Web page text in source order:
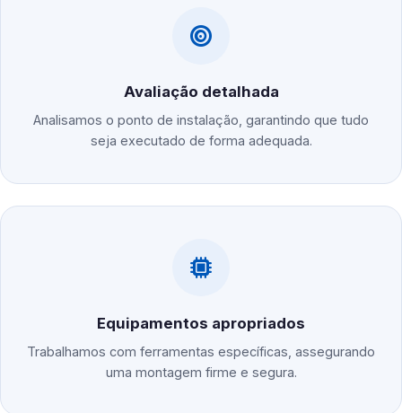
Avaliação detalhada
Analisamos o ponto de instalação, garantindo que tudo
seja executado de forma adequada.
Equipamentos apropriados
Trabalhamos com ferramentas específicas, assegurando
uma montagem firme e segura.